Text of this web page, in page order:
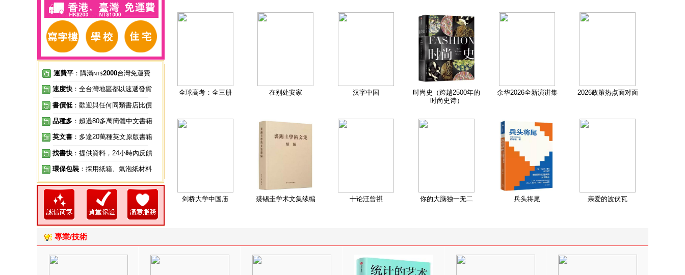
運費平 ：購滿NT$2000台灣免運費
速度快 ：全台灣地區都以速遞發貨
書價低 ：歡迎與任何同類書店比價
品種多 ：超過80多萬簡體中文書籍
英文書 ：多達20萬種英文原版書籍
找書快 ：提供資料，24小時內反饋
環保包裝 ：採用紙箱、氣泡紙材料
全球高考：全三册 在别处安家 汉字中国
时尚史（跨越2500年的
时尚史诗）
余华2026全新演讲集 2026政策热点面对面
剑桥大学中国庙 裘锡圭学术文集续编 十论汪曾祺 你的大脑独一无二 兵头将尾 亲爱的波伏瓦
專業/技術